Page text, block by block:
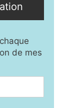
de mes